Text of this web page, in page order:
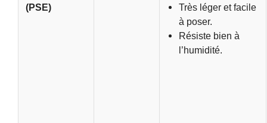
(PSE)
Très léger et facile
à poser.
Résiste bien à
l’humidité.